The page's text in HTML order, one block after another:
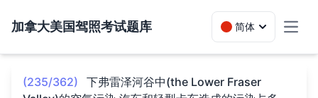
加拿大美国驾照考试题库 简体
(235/362)
下弗雷泽河谷中(the Lower Fraser